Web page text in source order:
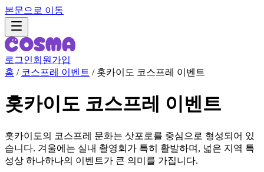
본문으로 이동
로그인회원가입
홈 / 코스프레 이벤트 / 홋카이도 코스프레 이벤트
홋카이도 코스프레 이벤트
홋카이도의 코스프레 문화는 삿포로를 중심으로 형성되어 있
습니다. 겨울에는 실내 촬영회가 특히 활발하며, 넓은 지역 특
성상 하나하나의 이벤트가 큰 의미를 가집니다.